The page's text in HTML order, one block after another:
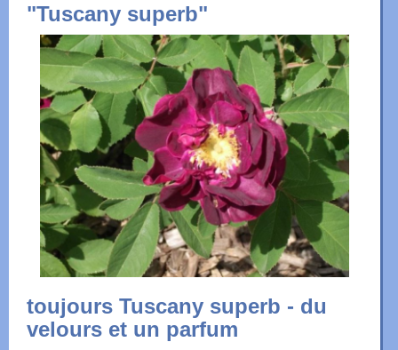
"Tuscany superb"
toujours Tuscany superb - du
velours et un parfum